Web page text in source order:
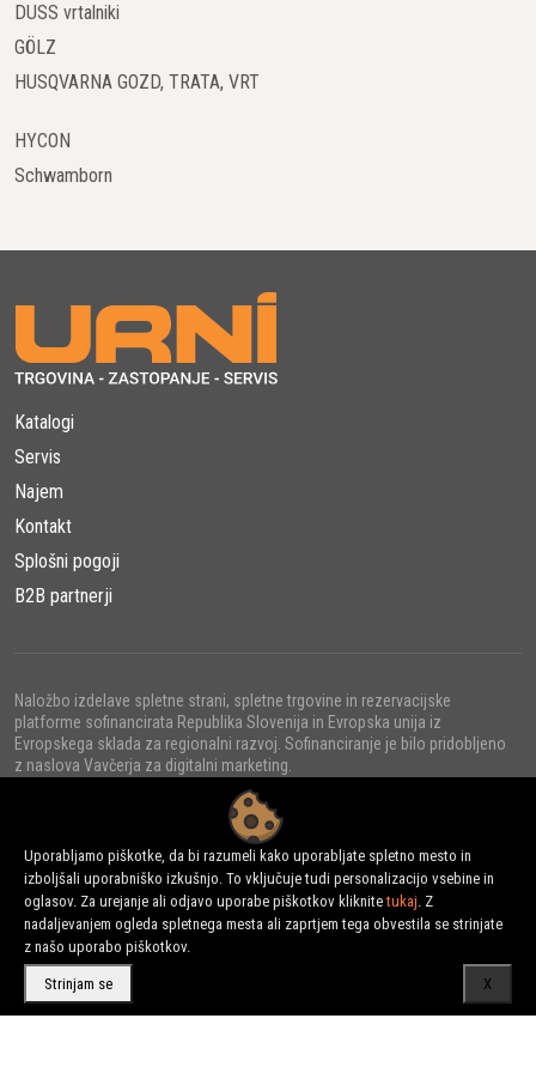
dosežete varno in učinkovito osvetlitev, saj so izjemno stabilni
in enostavni za uporabo. Prilagodljivost jim omogoča, da se
prilagodijo različnim zahtevam, hkrati pa kompaktna velikost
izboljšuje učinkovitost in enostavnost transporta. Zahteve
so idealni tako za gradbena dela kot tudi za različne dogodke
Vsestranskost in Učinkovitost
Električni svetlobni stolpi ponujajo visoko vsestranskost in
enostavno upravljanje. Njihova uporaba prispeva k povečanju
varnosti na gradbišču in izboljšanju pogojev z nezadostno
odlična izbira za projekte, ki zahtevajo večjo natančnost.
Električni svetlobni stolpi za gradbišče so tudi energetsko
učinkoviti in zagotavljajo dolgotrajno delovanje.
Baterijski Svetlobni Stolpi:
območij brez ogrožanja javnega miru ponoči. Z možnostjo
polnjenja baterij zmanjšujejo porabo goriva, emisije CO2 in
stroške vzdrževanja. Operaterjem omogočajo največjo
prilagodljivost, saj so zmogljivi, visoko učinkoviti in enostavni
za upravljanje. Njihova visoka zmogljivost in učinkovitost
polnjenja zagotavljata dolgo življenjsko dobo.
Atlas Copco: Zanesljivost in Inovacija
Izberite svetlobne stolpe Atlas Copco in se zanesite na
profesionalno blagovno znamko. Dizelski svetlobni stolpi Atlas
Copco predstavljajo inovacijo z nizkimi obratovalnimi stroški,
Uporabljamo piškotke, da bi razumeli kako uporabljate spletno mesto in
izboljšali uporabniško izkušnjo. To vključuje tudi personalizacijo vsebine in
oglasov. Za urejanje ali odjavo uporabe piškotkov kliknitetukaj. Z
nadaljevanjem ogleda spletnega mesta ali zaprtjem tega obvestila se strinjate
z našo uporabo piškotkov.
Strinjam se X
DUSS vrtalniki
GÖLZ
HUSQVARNA GOZD, TRATA, VRT
HYCON
Schwamborn
Katalogi
Servis
Najem
Kontakt
Splošni pogoji
B2B partnerji
Naložbo izdelave spletne strani, spletne trgovine in rezervacijske
platforme sofinancirata Republika Slovenija in Evropska unija iz
Evropskega sklada za regionalni razvoj. Sofinanciranje je bilo pridobljeno
z naslova Vavčerja za digitalni marketing.
© 2022 - URNI d.o.o., Vse pravice pridržane.